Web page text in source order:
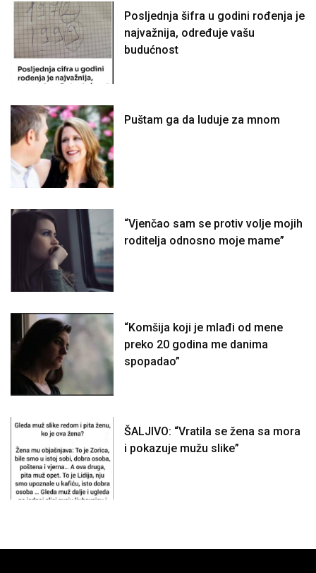
Posljednja šifra u godini rođenja je
najvažnija, određuje vašu
budućnost
Puštam ga da luduje za mnom
“Vjenčao sam se protiv volje mojih
roditelja odnosno moje mame”
“Komšija koji je mlađi od mene
preko 20 godina me danima
spopadao”
ŠALJIVO: “Vratila se žena sa mora
i pokazuje mužu slike”